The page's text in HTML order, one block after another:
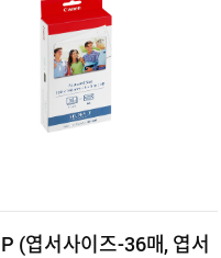
(엽서사이즈-36매, 엽서